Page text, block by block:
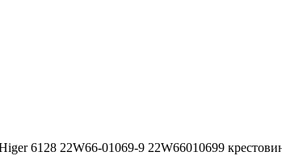
6128 22W66-01069-9 22W66010699